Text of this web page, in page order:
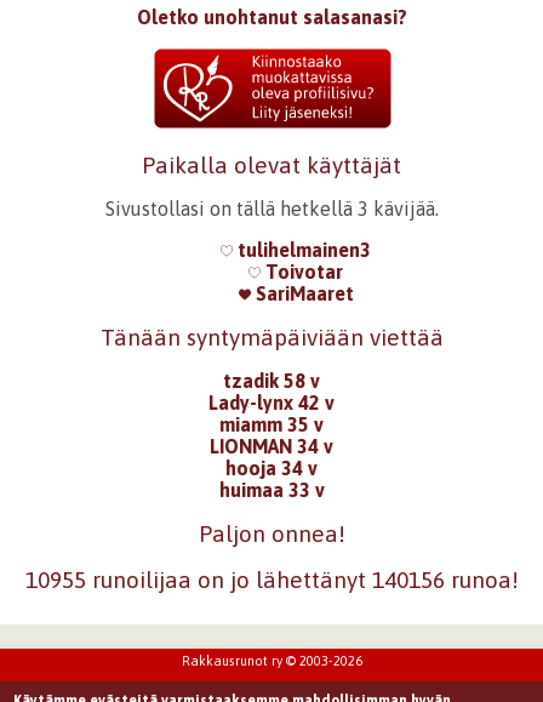
Oletko unohtanut salasanasi?
Paikalla olevat käyttäjät
Sivustollasi on tällä hetkellä 3 kävijää.
tulihelmainen3
Toivotar
SariMaaret
Tänään syntymäpäiviään viettää
tzadik 58 v
Lady-lynx 42 v
miamm 35 v
LIONMAN 34 v
hooja 34 v
huimaa 33 v
Paljon onnea!
10955 runoilijaa on jo lähettänyt 140156 runoa!
Rakkausrunot ry © 2003-2026